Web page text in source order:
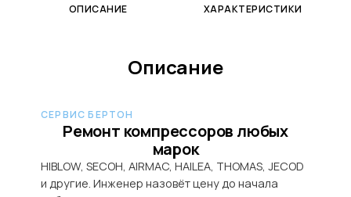
ОПИСАНИЕ ХАРАКТЕРИСТИКИ
Описание
СЕРВИС БЕРТОН
Ремонт компрессоров любых
марок
HIBLOW, SECOH, AIRMAC, HAILEA, THOMAS, JECOD
и другие. Инженер назовёт цену до начала